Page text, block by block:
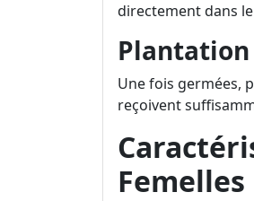
directement dans
Une fois germées,
reçoivent
Femelles